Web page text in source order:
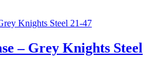
– Grey Knights Steel